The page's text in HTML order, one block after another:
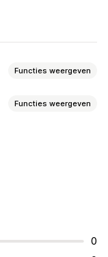
Functies weergeven
Functies weergeven
0